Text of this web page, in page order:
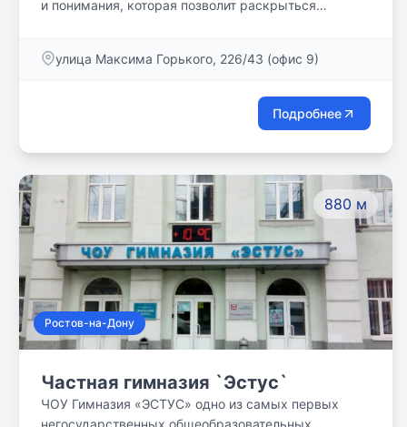
и понимания, которая позволит раскрыться
каждому ученику — максимально развить его
подходы и методику, чтобы помочь детям начать
образование в комфортной атмосфере, развить и
улица Максима Горького, 226/43 (офис 9)
Подробнее
880 м
Ростов-на-Дону
Частная гимназия `Эстус`
ЧОУ Гимназия «ЭСТУС» одно из самых первых
негосударственных общеобразовательных